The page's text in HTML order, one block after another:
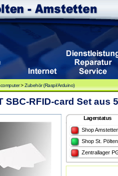
>Zubehör (Raspi/Arduino)
SBC-RFID-card Set aus
Lagerstatus
Shop
Shop St. Pölten
Zentrallager